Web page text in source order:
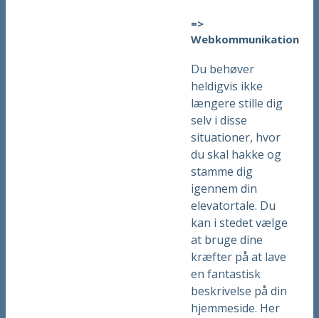
=>
Webkommunikation
Du behøver
heldigvis ikke
længere stille dig
selv i disse
situationer, hvor
du skal hakke og
stamme dig
igennem din
elevatortale. Du
kan i stedet vælge
at bruge dine
kræfter på at lave
en fantastisk
beskrivelse på din
hjemmeside. Her